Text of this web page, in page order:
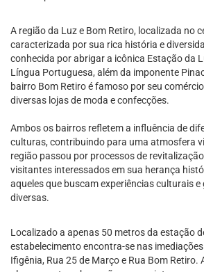
A região da Luz e Bom Retiro, localizada no
caracterizada por sua rica história e
conhecida por abrigar a icônica Estação da
Língua Portuguesa, além da imponente
bairro Bom Retiro é famoso por seu
diversas lojas de moda e confecções.
Ambos os bairros refletem a influência de
culturas, contribuindo para uma atmosfera
região passou por processos de
visitantes interessados em sua herança
aqueles que buscam experiências culturais
diversas.
Localizado a apenas 50 metros da estação
estabelecimento encontra-se nas
Ifigênia, Rua 25 de Março e Rua Bom Retiro.